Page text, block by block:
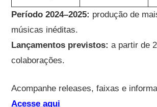
Período 2024–2025: produção de
músicas inéditas.
Lançamentos previstos: a partir de
colaborações.
Acompanhe releases, faixas e
Acesse aqui